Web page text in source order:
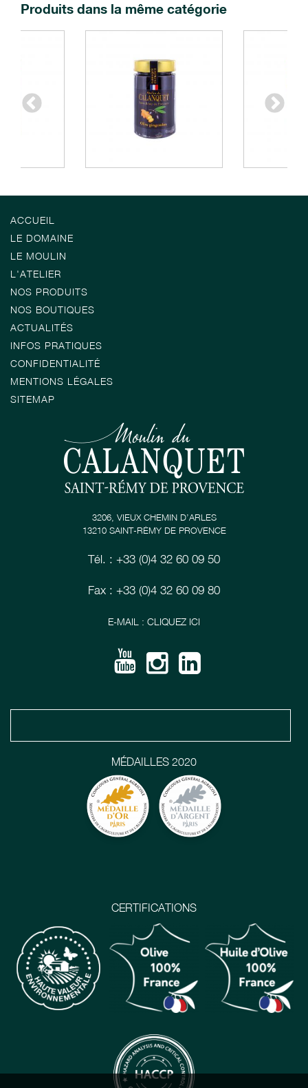
Produits dans la même catégorie
ACCUEIL
LE DOMAINE
LE MOULIN
L'ATELIER
NOS PRODUITS
NOS BOUTIQUES
ACTUALITÉS
INFOS PRATIQUES
CONFIDENTIALITÉ
MENTIONS LÉGALES
SITEMAP
CERTIFICATIONS
MÉDAILLES 2020
3206, VIEUX CHEMIN D’ARLES
13210 SAINT-RÉMY DE PROVENCE
Tél. : +33 (0)4 32 60 09 50
Fax : +33 (0)4 32 60 09 80
E-MAIL : CLIQUEZ ICI